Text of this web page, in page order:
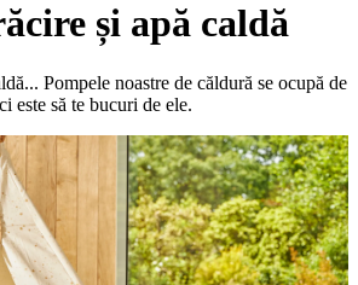
și apă caldă
Pompele noastre de căldură se ocupă de
este să te bucuri de ele.